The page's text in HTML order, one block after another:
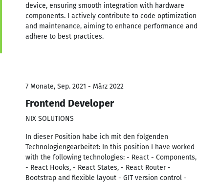
device, ensuring smooth integration with hardware
components. I actively contribute to code optimization
and maintenance, aiming to enhance performance and
adhere to best practices.
7 Monate, Sep. 2021 - März 2022
Frontend Developer
NIX SOLUTIONS
In dieser Position habe ich mit den folgenden
Technologiengearbeitet: In this position I have worked
with the following technologies: - React - Components,
- React Hooks, - React States, - React Router -
Bootstrap and flexible layout - GIT version control -